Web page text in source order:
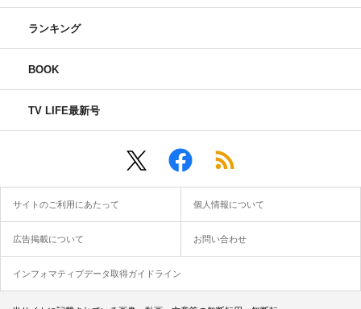
ランキング
BOOK
TV LIFE最新号
サイトのご利用にあたって 個人情報について
広告掲載について お問い合わせ
インフォマティブデータ取得ガイドライン